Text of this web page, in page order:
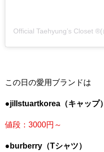
この日の愛用ブランドは
●jillstuartkorea（キャップ）
値段：3000円～
●burberry（Tシャツ）